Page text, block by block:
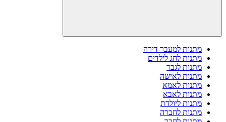
מתנות למעבר דירה
מתנות לחג לילדים
מתנות לגבר
מתנות לאישה
מתנות לאמא
מתנות לאבא
מתנות ליולדת
מתנות לחברה